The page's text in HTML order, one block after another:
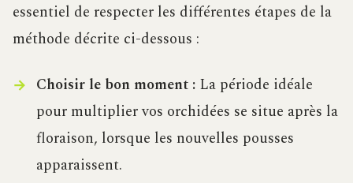
essentiel de respecter les différentes étapes de la
méthode décrite ci-dessous :
Choisir le bon moment :La période idéale
pour multiplier vos orchidées se situe après la
floraison, lorsque les nouvelles pousses
apparaissent.